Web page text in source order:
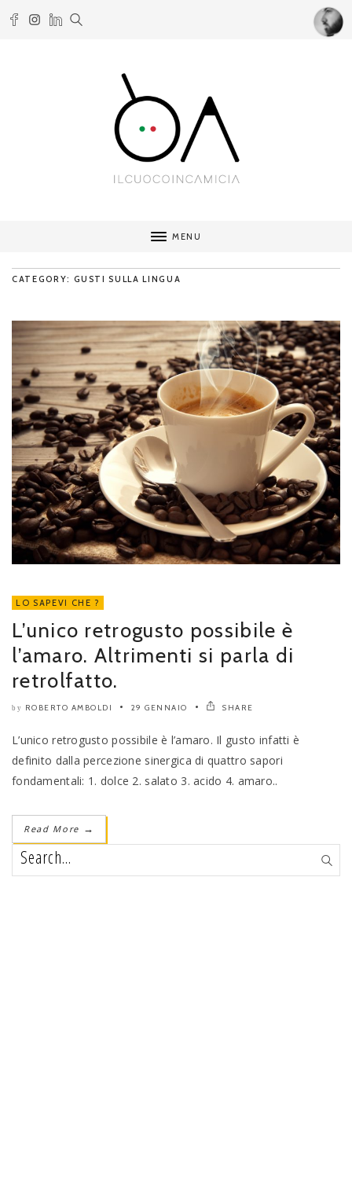
MENU
CATEGORY: GUSTI SULLA LINGUA
LO SAPEVI CHE ?
L’unico retrogusto possibile è
l’amaro. Altrimenti si parla di
retrolfatto.
by ROBERTO AMBOLDI 29 GENNAIO SHARE
L’unico retrogusto possibile è l’amaro. Il gusto infatti è
definito dalla percezione sinergica di quattro sapori
fondamentali: 1. dolce 2. salato 3. acido 4. amaro..
Read More →